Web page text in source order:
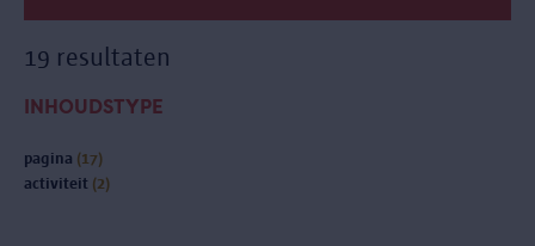
19 resultaten
INHOUDSTYPE
pagina (17)
activiteit (2)